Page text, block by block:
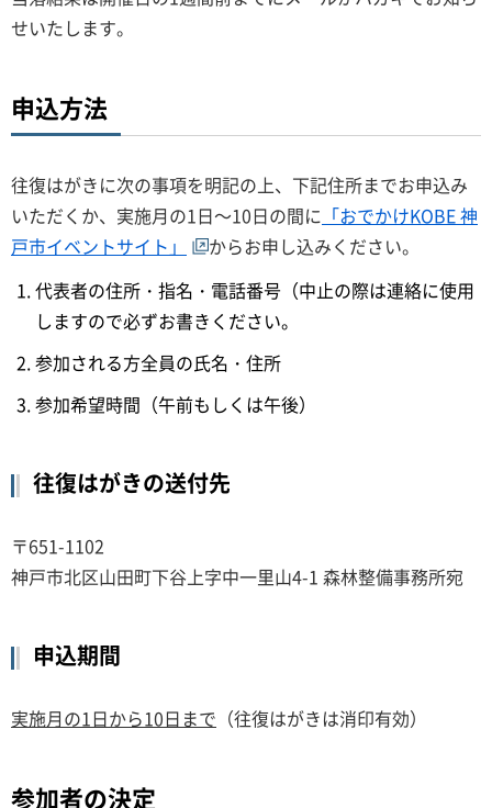
せいたします。
申込方法
往復はがきに次の事項を明記の上、下記住所までお申込み
いただくか、実施月の1日～10日の間に 「おでかけKOBE 神
戸市イベントサイト」
からお申し込みください。
代表者の住所・指名・電話番号（中止の際は連絡に使用
しますので必ずお書きください。
参加される方全員の氏名・住所
参加希望時間（午前もしくは午後）
往復はがきの送付先
〒651-1102
神戸市北区山田町下谷上字中一里山4-1 森林整備事務所宛
申込期間
実施月の1日から10日まで （往復はがきは消印有効）
参加者の決定